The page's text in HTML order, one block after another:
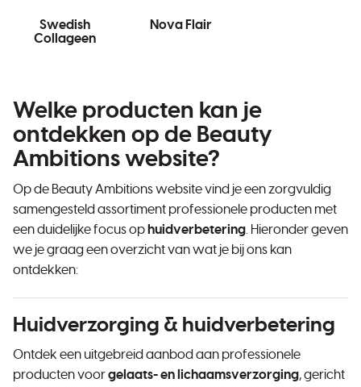
Swedish
Collageen
Nova Flair
Welke producten kan je
ontdekken op de Beauty
Ambitions website?
Op de Beauty Ambitions website vind je een zorgvuldig
samengesteld assortiment professionele producten met
een duidelijke focus op huidverbetering . Hieronder geven
we je graag een overzicht van wat je bij ons kan
ontdekken:
Huidverzorging & huidverbetering
Ontdek een uitgebreid aanbod aan professionele
producten voorgelaats- en lichaamsverzorging, gericht